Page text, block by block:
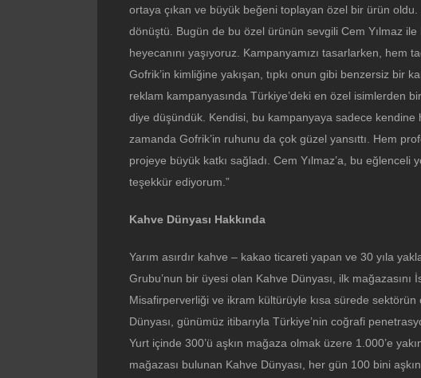
ortaya çıkan ve büyük beğeni toplayan özel bir ürün
dönüştü. Bugün de bu özel ürünün sevgili Cem Yılmaz ile
heyecanını yaşıyoruz. Kampanyamızı tasarlarken, hem
Gofrik’in kimliğine yakışan, tıpkı onun gibi benzersiz bir
reklam kampanyasında Türkiye’deki en özel isimlerden
diye düşündük. Kendisi, bu kampanyaya sadece kendine
zamanda Gofrik’in ruhunu da çok güzel yansıttı. Hem
projeye büyük katkı sağladı. Cem Yılmaz’a, bu
teşekkür ediyorum.”
Kahve Dünyası Hakkında
Yarım asırdır kahve – kakao ticareti yapan ve 30 yıla
Grubu’nun bir üyesi olan Kahve Dünyası, ilk mağazasını
Misafirperverliği ve ikram kültürüyle kısa sürede
Dünyası, günümüz itibarıyla Türkiye’nin coğrafi
Yurt içinde 300’ü aşkın mağaza olmak üzere 1.000’e
mağazası bulunan Kahve Dünyası, her gün 100 bini